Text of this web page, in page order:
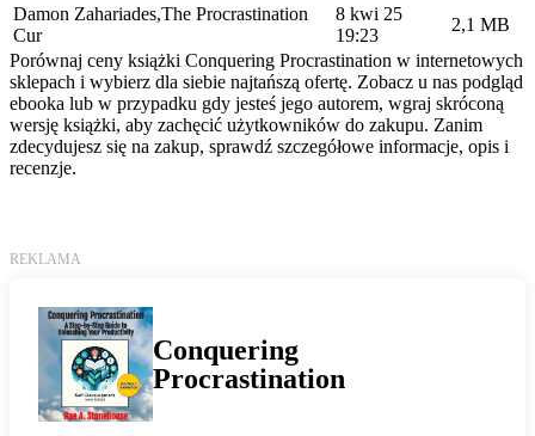
Damon Zahariades,The Procrastination
Cur
8 kwi 25
19:23
2,1 MB
Porównaj ceny książki Conquering Procrastination w internetowych
sklepach i wybierz dla siebie najtańszą ofertę. Zobacz u nas podgląd
ebooka lub w przypadku gdy jesteś jego autorem, wgraj skróconą
wersję książki, aby zachęcić użytkowników do zakupu. Zanim
zdecydujesz się na zakup, sprawdź szczegółowe informacje, opis i
recenzje.